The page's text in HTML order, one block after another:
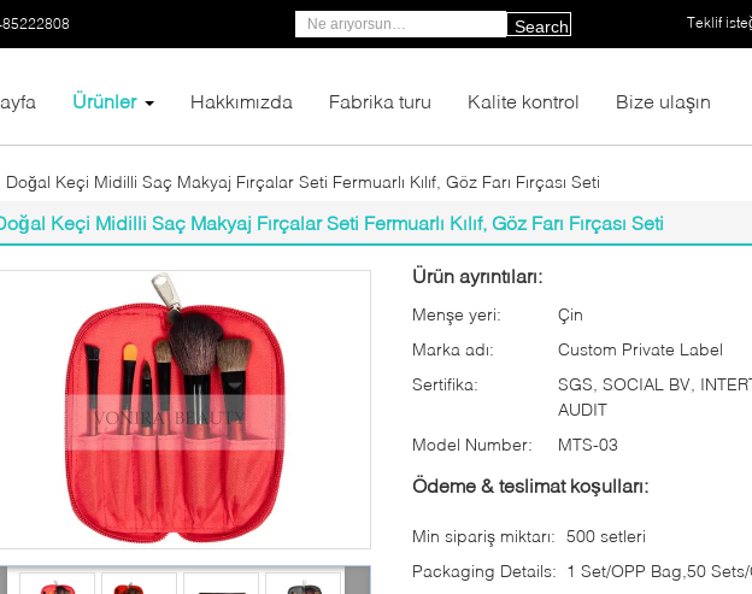
Teklif
Search
Ürünler Hakkımızda Fabrika turu Kalite kontrol Bize ulaşın
Doğal Keçi Midilli Saç Makyaj Fırçalar Seti Fermuarlı Kılıf, Göz Farı Fırçası Seti
Keçi Midilli Saç Makyaj Fırçalar Seti Fermuarlı Kılıf, Göz Farı Fırçası Seti
Ürün ayrıntıları:
Menşe yeri:
Çin
Marka adı:
Custom Private Label
Sertifika:
SGS, SOCIAL BV,
AUDIT
Model Number:
MTS-03
Ödeme & teslimat koşulları:
Min sipariş miktarı: 500 setleri
Packaging Details: 1 Set/OPP Bag,50